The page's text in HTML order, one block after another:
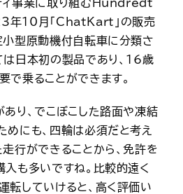
ィ事業に取り組むHundredt
年10月「ChatKart」の販売
小型原動機付自転車に分類さ
は日本初の製品であり、16歳
で乗ることができます。
あり、でこぼこした路面や凍結
めにも、四輪は必須だと考え
走行ができることから、免許を
入も多いですね。比較的遠く
転していけると、高く評価い